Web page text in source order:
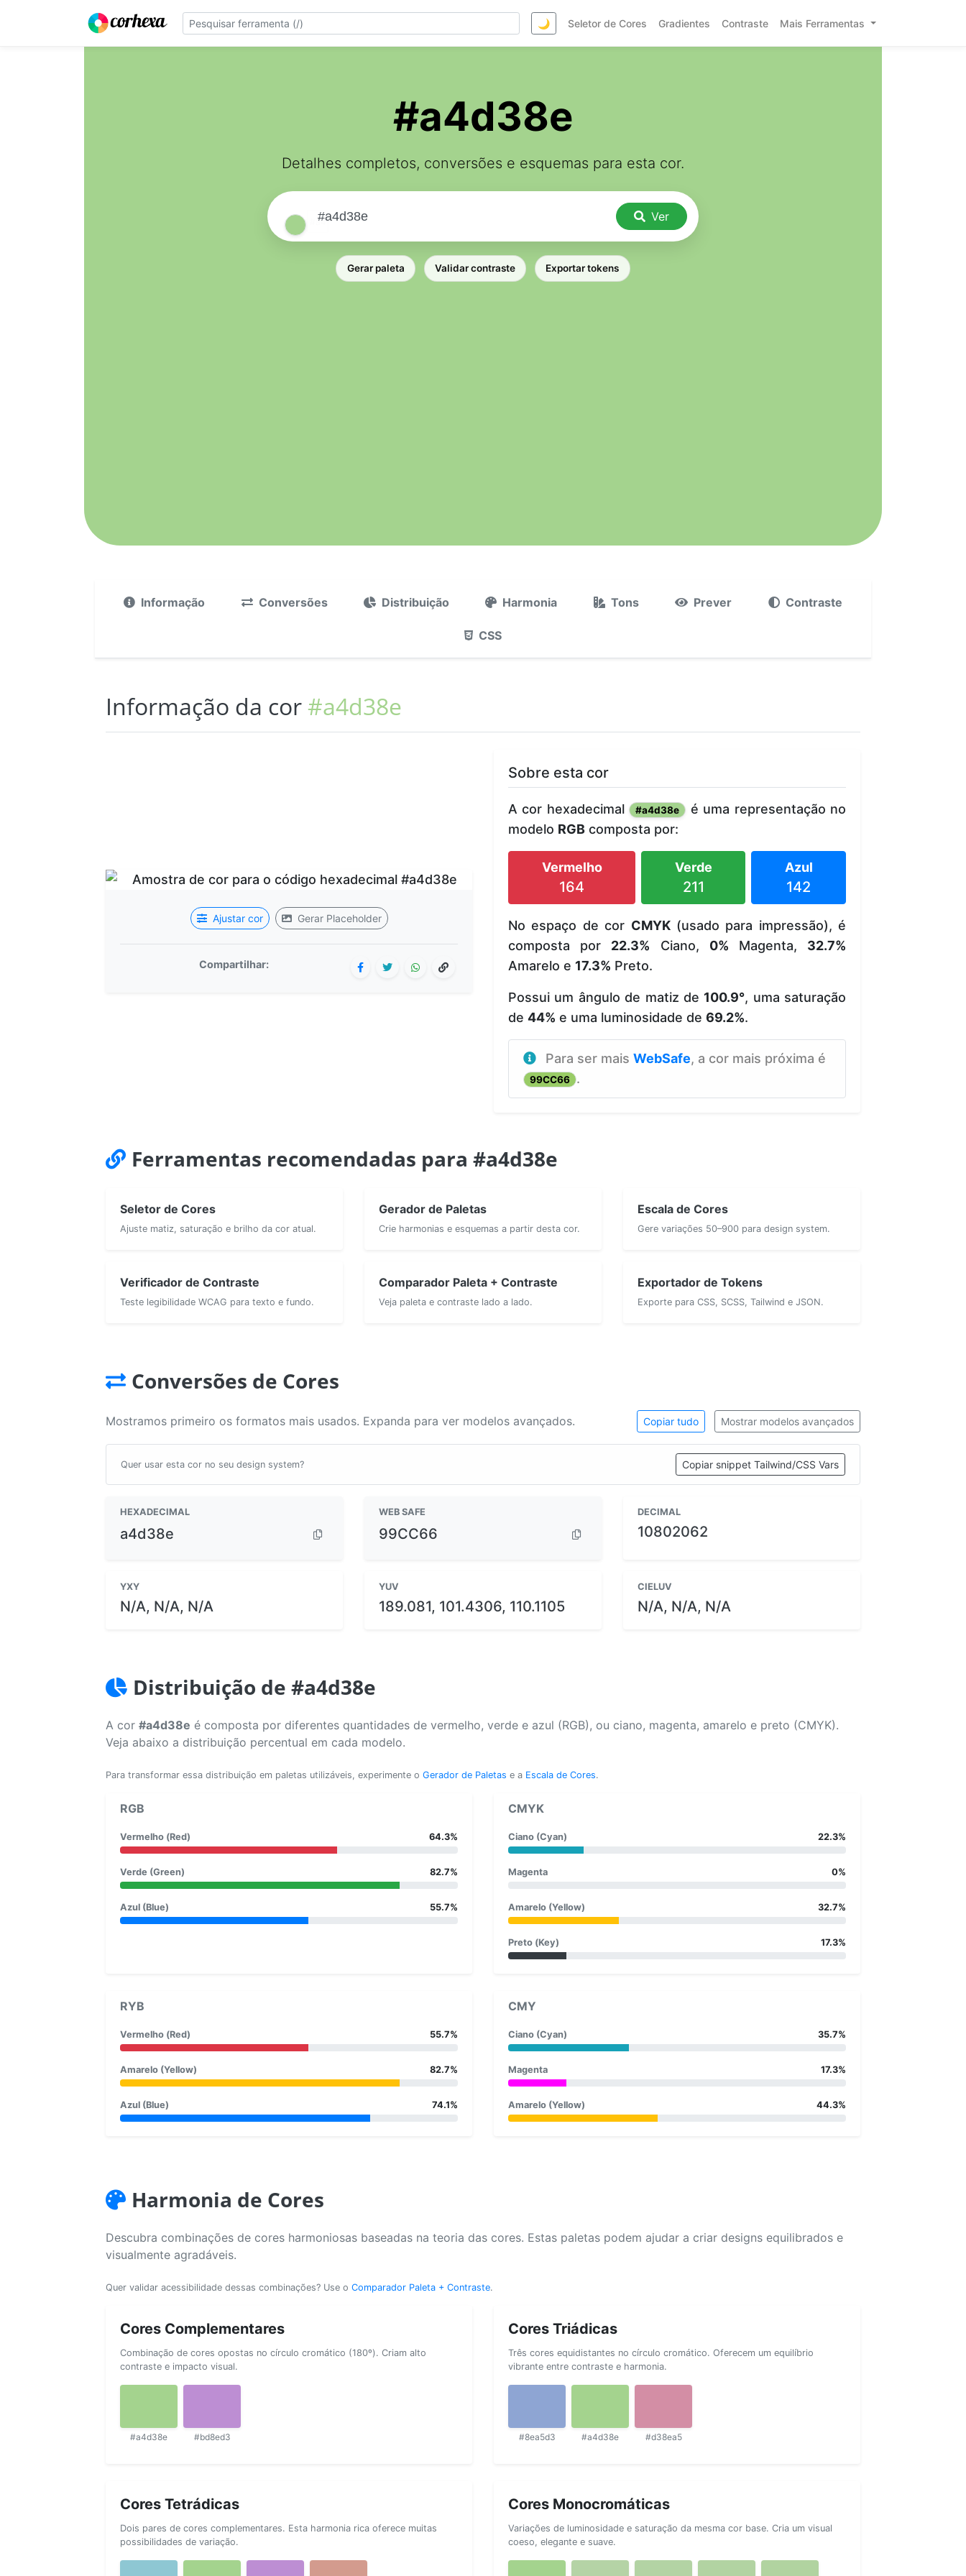
🌙 Seletor de Cores Gradientes Contraste Mais Ferramentas
#a4d38e
Detalhes completos, conversões e esquemas para esta cor.
Ver
Gerar paleta Validar contraste Exportar tokens
Informação Conversões Distribuição Harmonia Tons Prever Contraste
CSS
Informação da cor #a4d38e
Ajustar cor Gerar Placeholder
Compartilhar:
Sobre esta cor
A cor hexadecimal #a4d38e
é uma representação no
modelo RGB composta por:
Vermelho
164
Verde
211
Azul
142
No espaço de cor CMYK(usado para impressão), é
composta por 22.3% Ciano, 0% Magenta, 32.7%
Amarelo e 17.3% Preto.
Possui um ângulo de matiz de 100.9°, uma saturação
de 44% e uma luminosidade de 69.2%.
Para ser mais WebSafe, a cor mais próxima é
99CC66 .
Ferramentas recomendadas para #a4d38e
Seletor de Cores
Ajuste matiz, saturação e brilho da cor atual.
Gerador de Paletas
Crie harmonias e esquemas a partir desta cor.
Escala de Cores
Gere variações 50–900 para design system.
Verificador de Contraste
Teste legibilidade WCAG para texto e fundo.
Comparador Paleta + Contraste
Veja paleta e contraste lado a lado.
Exportador de Tokens
Exporte para CSS, SCSS, Tailwind e JSON.
Conversões de Cores
Mostramos primeiro os formatos mais usados. Expanda para ver modelos avançados. Copiar tudo Mostrar modelos avançados
Quer usar esta cor no seu design system? Copiar snippet Tailwind/CSS Vars
HEXADECIMAL
a4d38e
WEB SAFE
99CC66
DECIMAL
10802062
YXY
N/A, N/A, N/A
YUV
189.081, 101.4306, 110.1105
CIELUV
N/A, N/A, N/A
Distribuição de #a4d38e
A cor #a4d38e é composta por diferentes quantidades de vermelho, verde e azul (RGB), ou ciano, magenta, amarelo e preto (CMYK).
Veja abaixo a distribuição percentual em cada modelo.
Para transformar essa distribuição em paletas utilizáveis, experimente o Gerador de Paletas e a Escala de Cores.
RGB
Vermelho (Red) 64.3%
Verde (Green) 82.7%
Azul (Blue) 55.7%
CMYK
Ciano (Cyan) 22.3%
Magenta 0%
Amarelo (Yellow) 32.7%
Preto (Key) 17.3%
RYB
Vermelho (Red) 55.7%
Amarelo (Yellow) 82.7%
Azul (Blue) 74.1%
CMY
Ciano (Cyan) 35.7%
Magenta 17.3%
Amarelo (Yellow) 44.3%
Harmonia de Cores
Descubra combinações de cores harmoniosas baseadas na teoria das cores. Estas paletas podem ajudar a criar designs equilibrados e
visualmente agradáveis.
Quer validar acessibilidade dessas combinações? Use o Comparador Paleta + Contraste.
Cores Complementares
Combinação de cores opostas no círculo cromático (180º). Criam alto
contraste e impacto visual.
#a4d38e #bd8ed3
Cores Triádicas
Três cores equidistantes no círculo cromático. Oferecem um equilíbrio
vibrante entre contraste e harmonia.
#8ea5d3 #a4d38e #d38ea5
Cores Tetrádicas
Dois pares de cores complementares. Esta harmonia rica oferece muitas
possibilidades de variação.
Cores Monocromáticas
Variações de luminosidade e saturação da mesma cor base. Cria um visual
coeso, elegante e suave.